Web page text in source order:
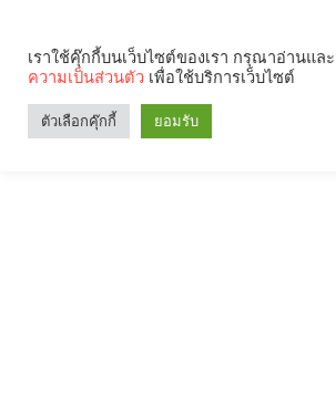
เราใช้คุ๊กกี้บนเว็บไซต์ของเรา กรุณาอ่านแล
ความเป็นส่วนตัว เพื่อใช้บริการเว็บไซต์
ตัวเลือกคุ๊กกี้ ยอมรับ